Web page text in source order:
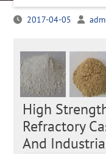
2017-04-05
High
Refractory
And